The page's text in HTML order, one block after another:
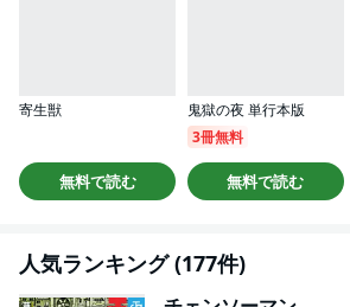
寄生獣
無料で読む
鬼獄の夜 単行本版
3冊無料
無料で読む
人気ランキング (177件)